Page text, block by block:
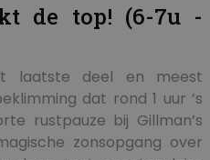
de top! (6-7u -
laatste deel en meest
dat rond 1 uur ’s
rustpauze bij Gillman’s
zonsopgang over